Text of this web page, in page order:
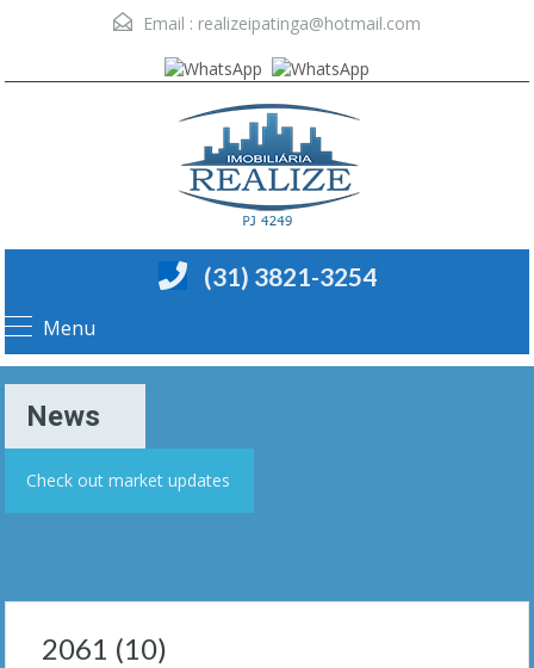
Email : realizeipatinga@hotmail.com
(31) 3821-3254
Menu
News
Check out market updates
2061 (10)